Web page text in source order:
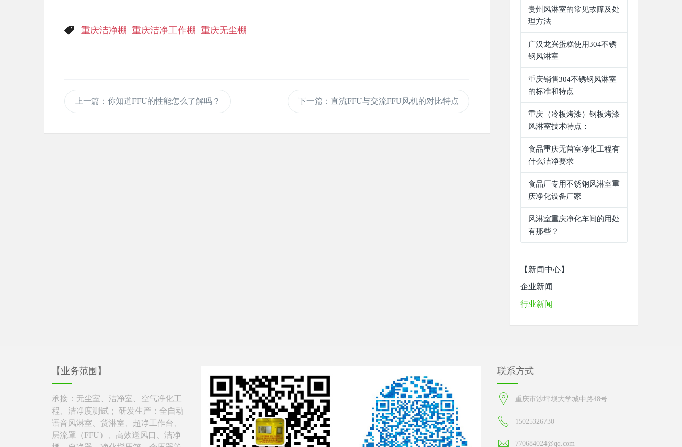
重庆洁净棚 重庆洁净工作棚 重庆无尘棚
上一篇 ：你知道FFU的性能怎么了解吗？ 下一篇 ：直流FFU与交流FFU风机的对比特点
贵州风淋室的常见故障及处
理方法
广汉龙兴蛋糕使用304不锈
钢风淋室
重庆销售304不锈钢风淋室
的标准和特点
重庆（冷板烤漆）钢板烤漆
风淋室技术特点：
食品重庆无菌室净化工程有
什么洁净要求
食品厂专用不锈钢风淋室重
庆净化设备厂家
风淋室重庆净化车间的用处
有那些？
【新闻中心】
企业新闻
行业新闻
【业务范围】
承接：无尘室、洁净室、空气净化工
程、洁净度测试； 研发生产：全自动
语音风淋室、货淋室、超净工作台、
层流罩（FFU）、高效送风口、洁净
联系方式
重庆市沙坪坝大学城中路48号
15025326730
770684024@qq.com